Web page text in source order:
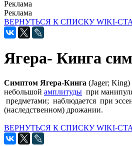
Реклама
Реклама
ВЕРНУТЬСЯ К СПИСКУ WIKI-
Ягера- Кинга
Симптом Ягера-Кинга (Jager;
небольшой амплитуды при
предметами; наблюдается при
(наследственном) дрожании.
ВЕРНУТЬСЯ К СПИСКУ WIKI-